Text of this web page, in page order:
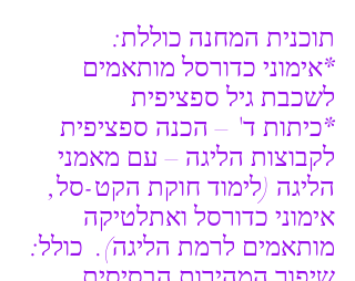
תוכנית המחנה כוללת:
*אימוני כדורסל מותאמים
לשכבת גיל ספציפית
*כיתות ד' – הכנה ספציפית
לקבוצות הליגה – עם מאמני
הליגה (לימוד חוקת הקט-סל,
אימוני כדורסל ואתלטיקה
מותאמים לרמת הליגה).  כולל: